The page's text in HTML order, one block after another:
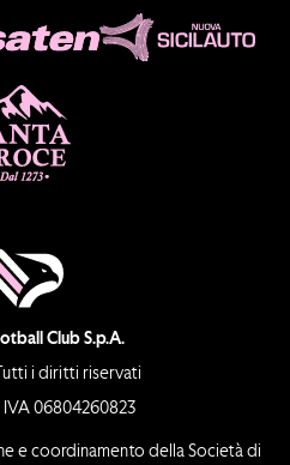
Club S.p.A.
i diritti riservati
IVA 06804260823
e coordinamento della Società di